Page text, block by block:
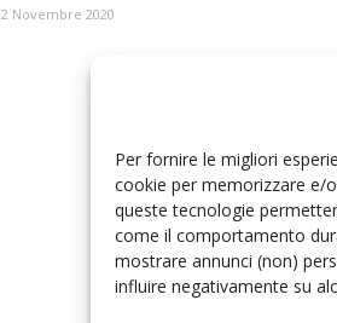
Per fornire le migliori
cookie per memorizzare e/
queste tecnologie
come il comportamento
mostrare annunci (non)
influire negativamente su
2 Novembre 2020